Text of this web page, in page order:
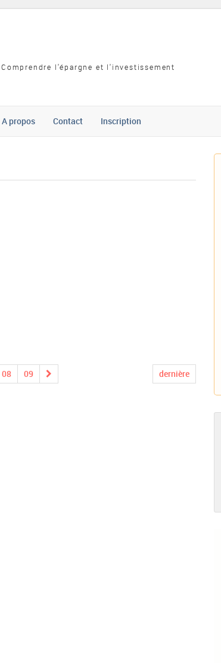
Comprendre l'épargne et l'investissement
A propos Contact Inscription
08 09 dernière